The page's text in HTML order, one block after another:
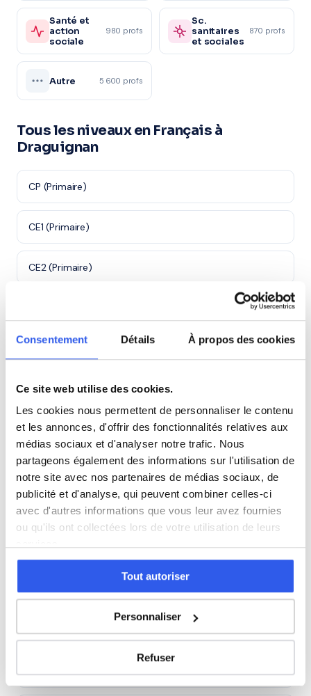
Consentement Détails À propos des cookies
Ce site web utilise des cookies.
Les cookies nous permettent de personnaliser le contenu
et les annonces, d'offrir des fonctionnalités relatives aux
médias sociaux et d'analyser notre trafic. Nous
partageons également des informations sur l'utilisation de
notre site avec nos partenaires de médias sociaux, de
publicité et d'analyse, qui peuvent combiner celles-ci
avec d'autres informations que vous leur avez fournies
ou qu'ils ont collectées lors de votre utilisation de leurs
Tout autoriser
Personnaliser
Refuser
Santé et
action
sociale
980 profs
Sc.
sanitaires
et sociales
870 profs
Autre 5 600 profs
Tous les niveaux en Français à
Draguignan
CP (Primaire)
CE1 (Primaire)
CE2 (Primaire)
CM2 (Primaire)
6ème (Collège)
5ème (Collège)
4ème (Collège)
3ème (Collège)
Seconde (Lycée)
Première (Lycée)
Terminale (Lycée)
Études supérieures (Supérieur & Adultes)